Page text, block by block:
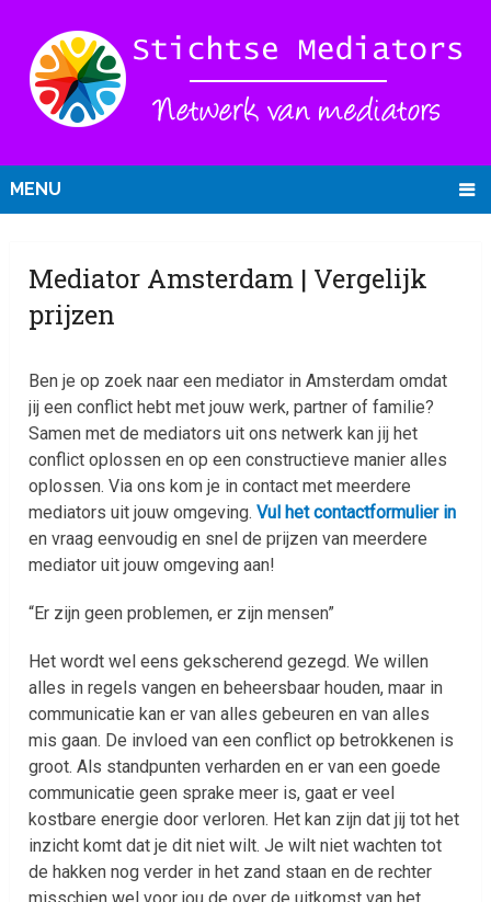
MENU
Mediator Amsterdam | Vergelijk
prijzen
Ben je op zoek naar een mediator in Amsterdam omdat
jij een conflict hebt met jouw werk, partner of familie?
Samen met de mediators uit ons netwerk kan jij het
conflict oplossen en op een constructieve manier alles
oplossen. Via ons kom je in contact met meerdere
mediators uit jouw omgeving.Vul het contactformulier in
en vraag eenvoudig en snel de prijzen van meerdere
mediator uit jouw omgeving aan!
“Er zijn geen problemen, er zijn mensen”
Het wordt wel eens gekscherend gezegd. We willen
alles in regels vangen en beheersbaar houden, maar in
communicatie kan er van alles gebeuren en van alles
mis gaan. De invloed van een conflict op betrokkenen is
groot. Als standpunten verharden en er van een goede
communicatie geen sprake meer is, gaat er veel
kostbare energie door verloren. Het kan zijn dat jij tot het
inzicht komt dat je dit niet wilt. Je wilt niet wachten tot
de hakken nog verder in het zand staan en de rechter